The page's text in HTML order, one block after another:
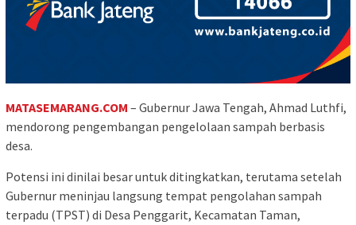
MATASEMARANG.COM – Gubernur Jawa Tengah, Ahmad Luthfi,
mendorong pengembangan pengelolaan sampah berbasis
desa.
Potensi ini dinilai besar untuk ditingkatkan, terutama setelah
Gubernur meninjau langsung tempat pengolahan sampah
terpadu (TPST) di Desa Penggarit, Kecamatan Taman,